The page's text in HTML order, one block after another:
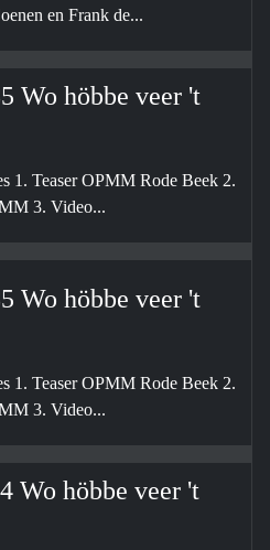
en Frank de...
Wo höbbe veer 't
1. Teaser OPMM Rode Beek 2.
3. Video...
Wo höbbe veer 't
1. Teaser OPMM Rode Beek 2.
3. Video...
Wo höbbe veer 't